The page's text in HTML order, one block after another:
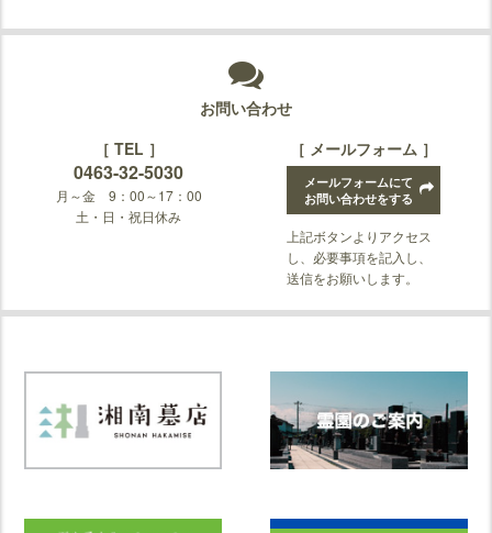
お問い合わせ
［ TEL ］
0463-32-5030
月～金 9：00～17：00
土・日・祝日休み
［ メールフォーム ］
メールフォームにて
お問い合わせをする
上記ボタンよりアクセス
し、必要事項を記入し、
送信をお願いします。